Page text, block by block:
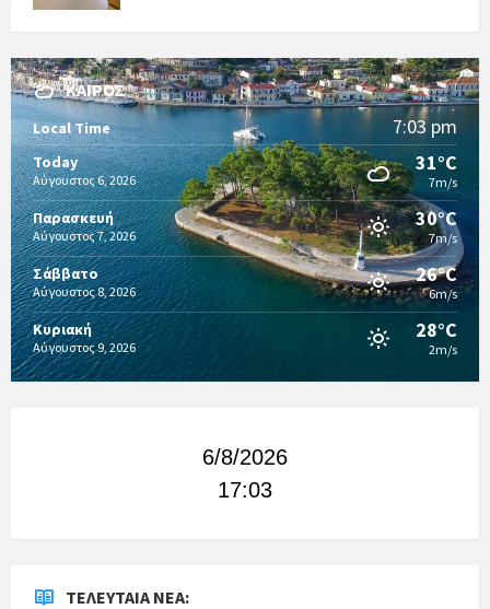
ΚΑΙΡΌΣ
Local Time 7:03 pm
Today
Αύγουστος 6, 2026
31°C
7m/s
Παρασκευή
Αύγουστος 7, 2026
30°C
7m/s
Σάββατο
Αύγουστος 8, 2026
26°C
6m/s
Κυριακή
Αύγουστος 9, 2026
28°C
2m/s
6/8/2026
17:03
ΤΕΛΕΥΤΑΊΑ ΝΈΑ: